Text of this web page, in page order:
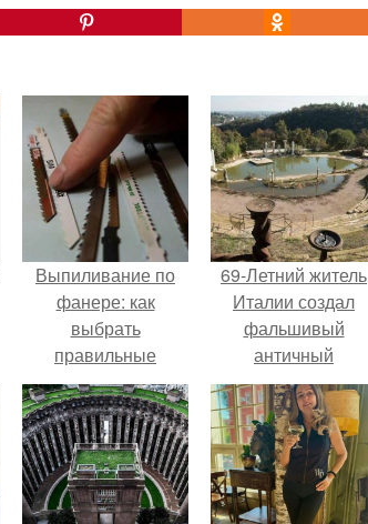
Выпиливание по
фанере: как
выбрать
правильные
лобзики
69-Летний житель
Италии создал
фальшивый
античный
амфитеатр и
долгое время
успешно выдавал
его за настоящее
историческое
наследие.